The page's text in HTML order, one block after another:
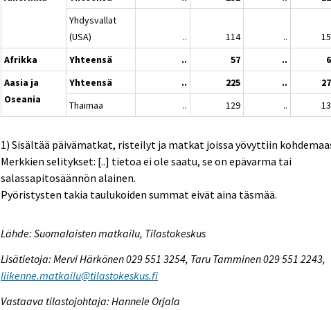
Yhdysvallat
(USA)
.. 114 ..
Afrikka
Yhteensä .. 57 ..
Aasia ja
Oseania
Yhteensä .. 225 ..
Thaimaa
.. 129 ..
1) Sisältää päivämatkat, risteilyt ja matkat joissa yövyttiin
Merkkien selitykset: [..] tietoa ei ole saatu, se on epävarma tai
salassapitosäännön alainen.
Pyöristysten takia taulukoiden summat eivät aina täsmää.
Lähde: Suomalaisten matkailu, Tilastokeskus
Lisätietoja: Mervi Härkönen 029 551 3254, Taru Tamminen 029 551 2243,
liikenne.matkailu@tilastokeskus.fi
Vastaava tilastojohtaja: Hannele Orjala